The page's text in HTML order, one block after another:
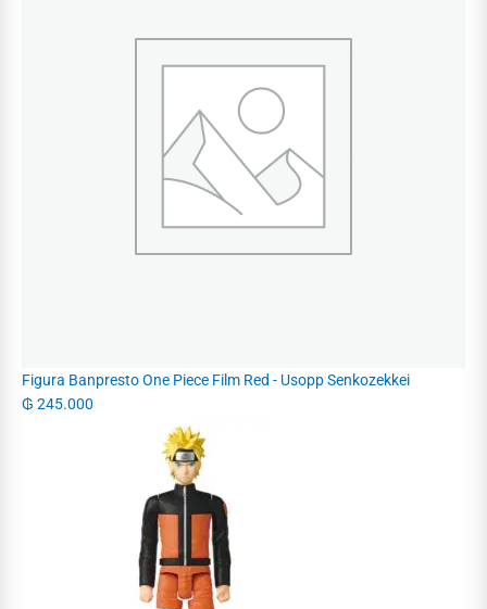
Figura Banpresto One Piece Film Red - Usopp Senkozekkei
₲ 245.000